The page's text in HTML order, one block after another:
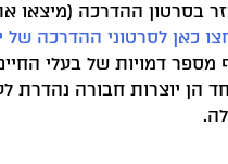
בסרטון ההדרכה (מיצאו
כאן לסרטוני ההדרכה של
מספר דמויות של בעלי
הן יוצרות חבורה נהדרת